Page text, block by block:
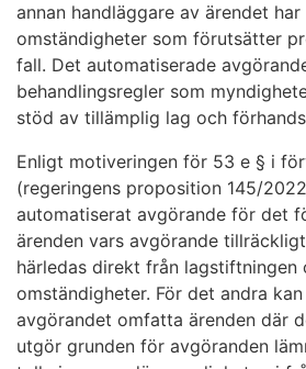
annan handläggare av ärendet
omständigheter som förutsätter
fall. Det automatiserade
behandlingsregler som
stöd av tillämplig lag och
Enligt motiveringen för 53 e § i
(regeringens proposition 145/
automatiserat avgörande för det
ärenden vars avgörande
härledas direkt från lagstiftningen
omständigheter. För det andra
avgörandet omfatta ärenden där
utgör grunden för avgöranden